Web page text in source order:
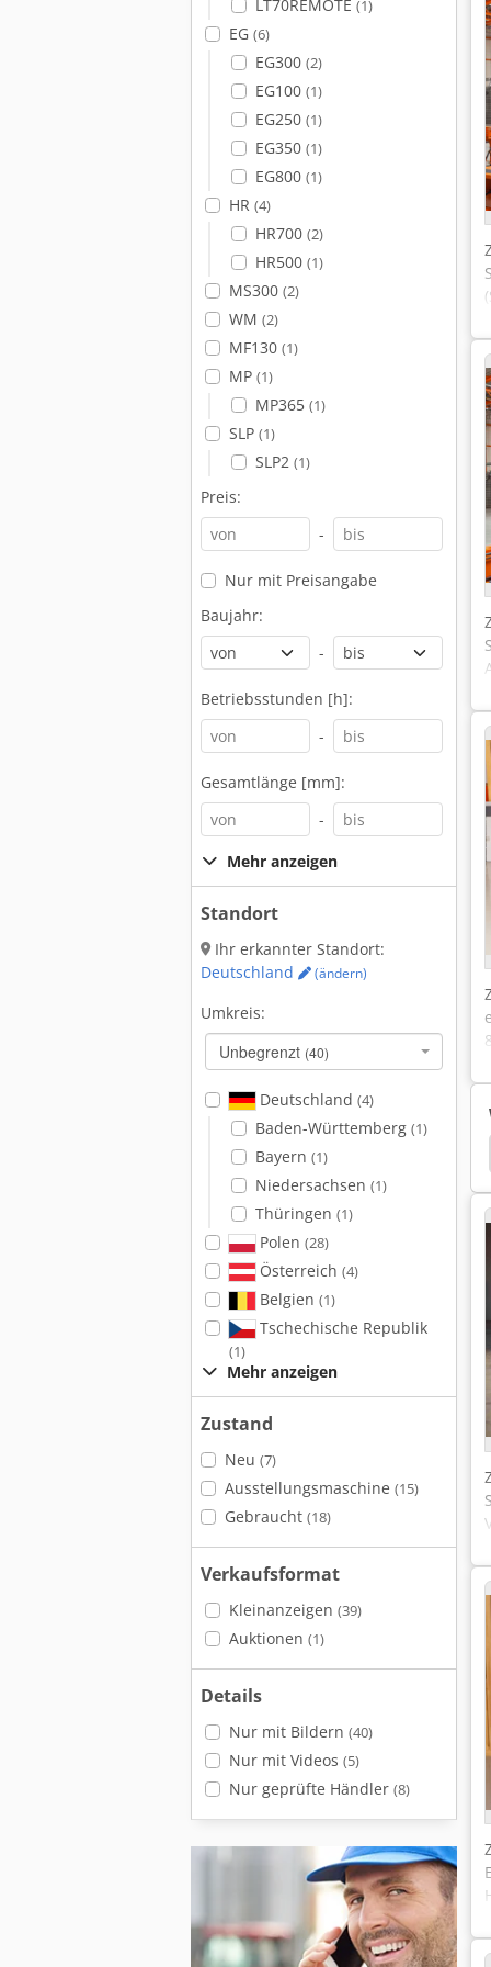
LT70REMOTE (1)
EG (6)
EG300 (2)
EG100 (1)
EG250 (1)
EG350 (1)
EG800 (1)
HR (4)
HR700 (2)
HR500 (1)
MS300 (2)
WM (2)
MF130 (1)
MP (1)
MP365 (1)
SLP (1)
SLP2 (1)
Preis:
-
Nur mit Preisangabe
Baujahr:
-
Betriebsstunden [h]:
-
Gesamtlänge [mm]:
-
Mehr anzeigen
Standort
Ihr erkannter Standort:
Deutschland
(ändern)
Umkreis:
Unbegrenzt (40)
Deutschland (4)
Baden-Württemberg (1)
Bayern (1)
Niedersachsen (1)
Thüringen (1)
Polen (28)
Österreich (4)
Belgien (1)
Tschechische Republik
(1)
Mehr anzeigen
Zustand
Neu (7)
Ausstellungsmaschine (15)
Gebraucht (18)
Verkaufsformat
Kleinanzeigen (39)
Auktionen (1)
Details
Nur mit Bildern (40)
Nur mit Videos (5)
Nur geprüfte Händler (8)
Gitterboxen Für Brennholz